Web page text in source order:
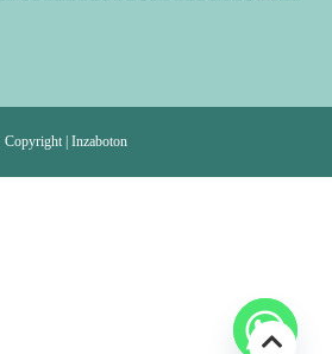
Copyright | Inzaboton